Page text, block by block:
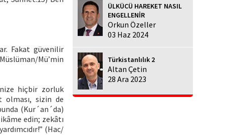
Fakat güvenilir
Mü’min
hiçbir zorluk
olması, sizin de
(Kur´an´da)
edin; zekâtı
(Hac/
ÜLKÜCÜ HAREKET NASIL
ENGELLENİR
Orkun Özeller
03 Haz 2024
Türkistanlılık 2
Altan Çetin
28 Ara 2023